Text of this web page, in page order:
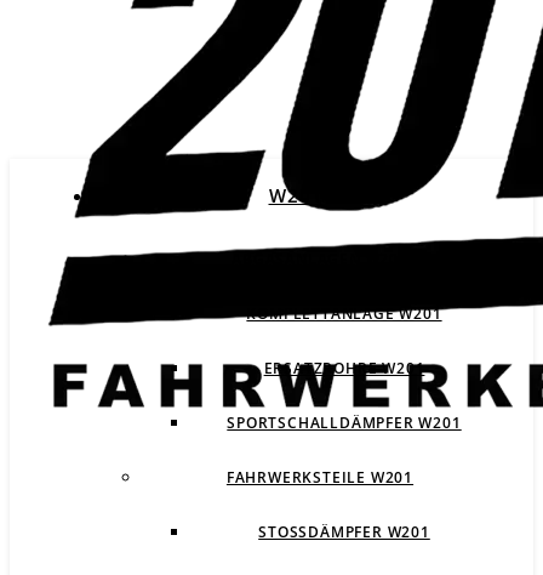
W201
KOMPLETTANLAGE W201
ERSATZROHRE W201
SPORTSCHALLDÄMPFER W201
FAHRWERKSTEILE W201
STOSSDÄMPFER W201